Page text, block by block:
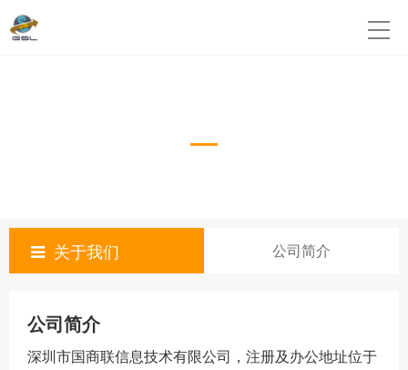
关于我们 公司简介
公司简介
深圳市国商联信息技术有限公司，注册及办公地址位于